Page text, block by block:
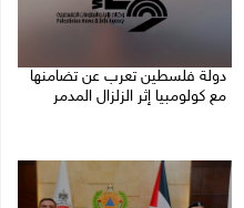
دولة فلسطين تعرب عن تضامنها
مع كولومبيا إثر الزلزال المدمر